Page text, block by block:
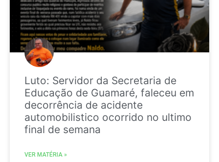
Luto: Servidor da Secretaria de
Educação de Guamaré, faleceu em
decorrência de acidente
automobilistico ocorrido no ultimo
final de semana
VER MATÉRIA »